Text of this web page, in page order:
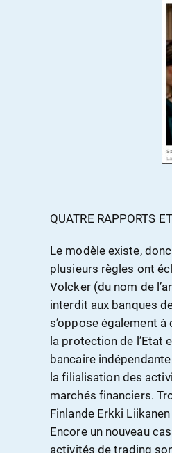
QUATRE RAPPORTS
Le modèle existe,
plusieurs règles ont
Volcker (du nom de
interdit aux banques
s’oppose également
la protection de l’Etat
bancaire
la filialisation des
marchés financiers.
Finlande Erkki
Encore un nouveau
activités de trading